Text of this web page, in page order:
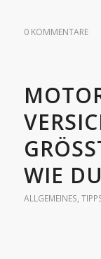
0 KOMMENTARE
IE DU
ALLGEMEINES,